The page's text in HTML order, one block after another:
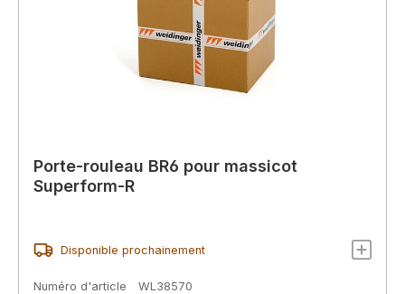
Porte-rouleau BR6 pour massicot
Superform-R
Disponible prochainement
Numéro d'article
WL38570